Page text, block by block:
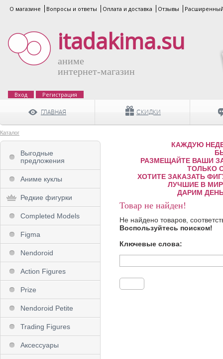
О магазине Вопросы и ответы Оплата и доставка Отзывы
itadakima.su
аниме
интернет-магазин
Вход Регистрация
ГЛАВНАЯ СКИДКИ
Каталог
КАЖДУЮ
РАЗМЕЩАЙТЕ ВАШИ
ТОЛЬКО
ХОТИТЕ ЗАКАЗАТЬ
ЛУЧШИЕ В
ДАРИМ
Товар не найден!
Не найдено товаров,
Воспользуйтесь поиском!
Ключевые слова:
Выгодные
предложения
Аниме куклы
Редкие фигурки
Completed Models
Figma
Nendoroid
Action Figures
Prize
Nendoroid Petite
Trading Figures
Аксессуары